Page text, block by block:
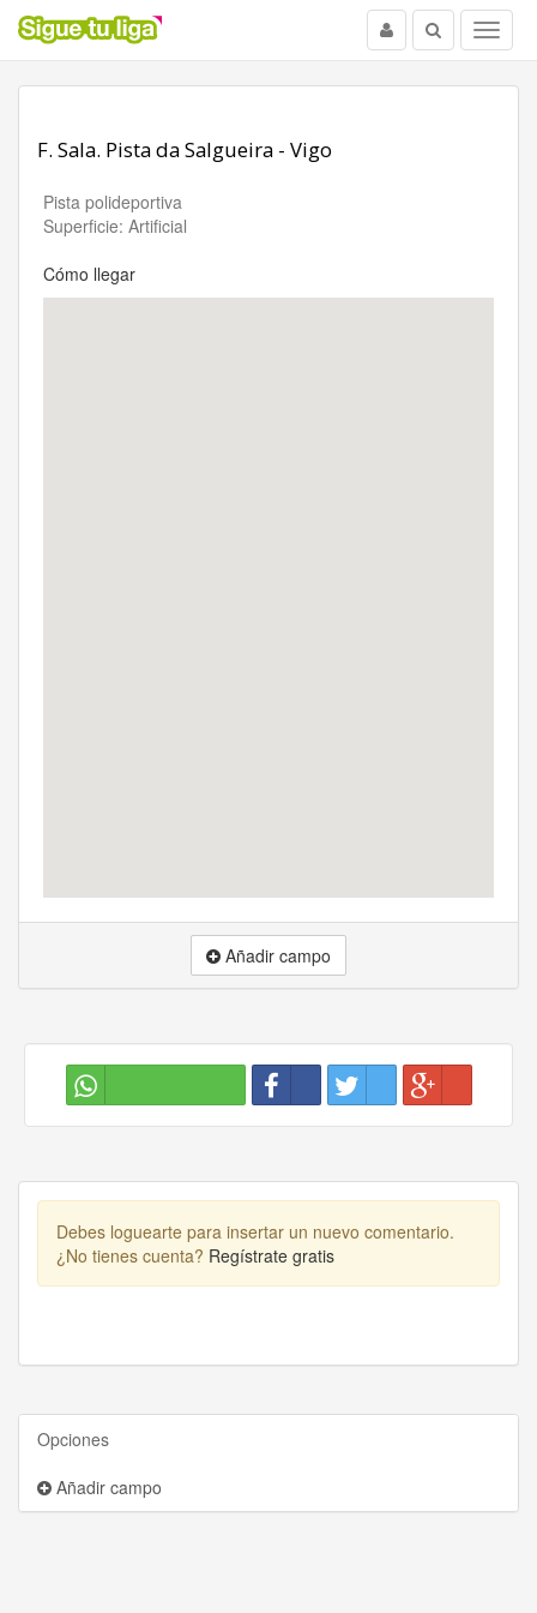
Menu
Buscar
Usuario
F. Sala. Pista da Salgueira - Vigo
Pista polideportiva
Superficie: Artificial
Cómo llegar
Añadir campo
Debes loguearte para insertar un nuevo comentario.
¿No tienes cuenta? Regístrate gratis
Opciones
Añadir campo